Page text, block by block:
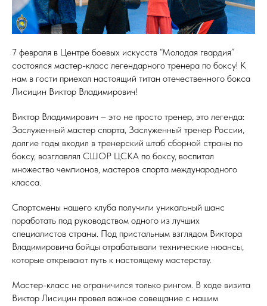
7 февраля в Центре боевых искусств “Молодая гвардия”
состоялся мастер-класс легендарного тренера по боксу! К
нам в гости приехал настоящий титан отечественного бокса
Лисицин Виктор Владимирович!
Виктор Владимирович – это не просто тренер, это легенда:
Заслуженный мастер спорта, Заслуженный тренер России,
долгие годы входил в тренерский штаб сборной страны по
боксу, возглавлял СШОР ЦСКА по боксу, воспитал
множество чемпионов, мастеров спорта международного
класса.
Спортсмены нашего клуба получили уникальный шанс
поработать под руководством одного из лучших
специалистов страны. Под пристальным взглядом Виктора
Владимировича бойцы отрабатывали технические нюансы,
которые открывают путь к настоящему мастерству.
Мастер-класс не ограничился только рингом. В ходе визита
Виктор Лисицин провел важное совещание с нашим